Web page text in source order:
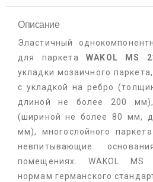
Описание
Эластичный
для паркетаWAKOL MS
укладки мозаичного
с укладкой на ребро
длиной не более 200 мм),
(шириной не более 80 мм,
мм), многослойного
невпитывающие
помещениях. WAKOL MS
нормам германского